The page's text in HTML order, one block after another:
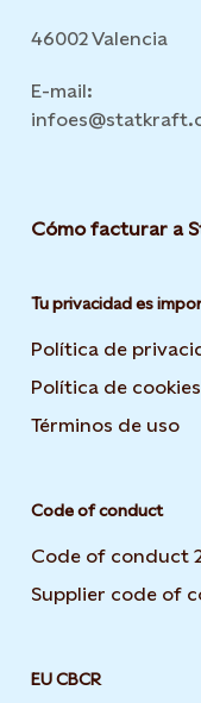
46002 Valencia
E-mail:
Cómo facturar a
Tu privacidad es
Política de
Política de cookies
Términos de uso
Code of conduct
Code of conduct
Supplier code of
EU CBCR